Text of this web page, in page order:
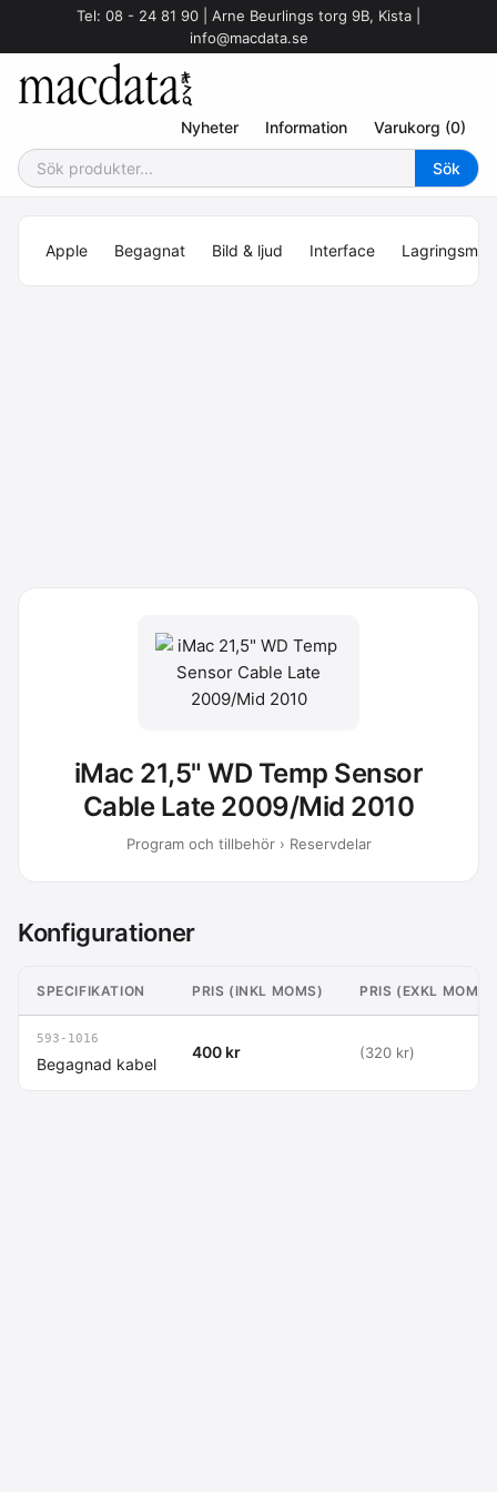
Tel: 08 - 24 81 90 | Arne Beurlings torg 9B, Kista |
info@macdata.se
Nyheter Information Varukorg (0)
Apple Begagnat Bild & ljud Interface
iMac 21,5" WD Temp Sensor
Cable Late 2009/Mid 2010
Program och tillbehör › Reservdelar
Konfigurationer
SPECIFIKATION PRIS (INKL MOMS) PRIS (EXKL MOMS)
593-1016
Begagnad kabel
400 kr (320 kr)